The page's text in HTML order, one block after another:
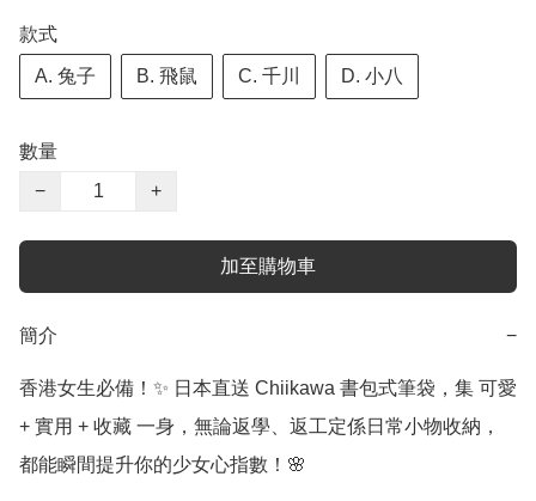
款式
A. 兔子 B. 飛鼠 C. 千川 D. 小八
數量
−
+
加至購物車
簡介 −
香港女生必備！✨ 日本直送 Chiikawa 書包式筆袋，集 可愛
+ 實用 + 收藏 一身，無論返學、返工定係日常小物收納，
都能瞬間提升你的少女心指數！🌸